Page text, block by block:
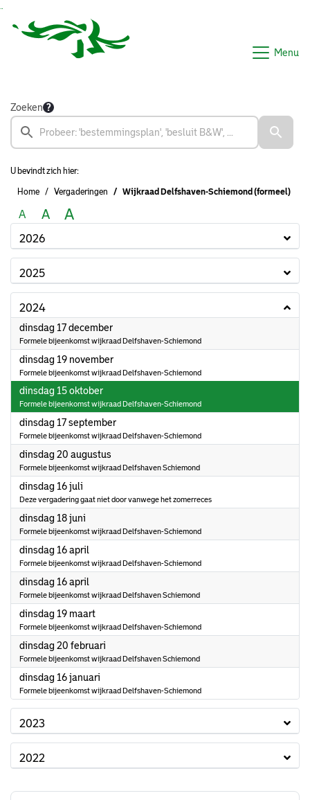
Menu
Zoeken
U bevindt zich hier:
Home Vergaderingen Wijkraad Delfshaven-Schiemond (formeel)
A A A
2026
2025
2024
dinsdag 17 december2024
Formele bijeenkomst wijkraad Delfshaven-Schiemond
dinsdag 19 november2024
Formele bijeenkomst wijkraad Delfshaven-Schiemond
dinsdag 15 oktober2024
Formele bijeenkomst wijkraad Delfshaven-Schiemond
dinsdag 17 september2024
Formele bijeenkomst wijkraad Delfshaven-Schiemond
dinsdag 20 augustus
Formele bijeenkomst wijkraad Delfshaven Schiemond
dinsdag 16 juli
Deze vergadering gaat niet door vanwege het zomerreces
dinsdag 18 juni
Formele bijeenkomst wijkraad Delfshaven-Schiemond
dinsdag 16 april
Formele bijeenkomst wijkraad Delfshaven-Schiemond
dinsdag 16 april
Formele bijeenkomst wijkraad Delfshaven Schiemond
dinsdag 19 maart2024
Formele bijeenkomst wijkraad Delfshaven-Schiemond
dinsdag 20 februari
Formele bijeenkomst wijkraad Delfshaven Schiemond
dinsdag 16 januari
Formele bijeenkomst wijkraad Delfshaven-Schiemond
2023
2022